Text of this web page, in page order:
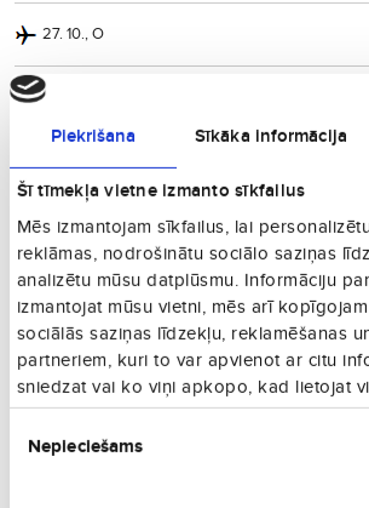
Piekrišana Sīkāka informācija
Šī tīmekļa vietne izmanto sīkfailus
Mēs izmantojam sīkfailus, lai
reklāmas, nodrošinātu sociālo saziņas
analizētu mūsu datplūsmu. Informāciju
izmantojat mūsu vietni, mēs arī
sociālās saziņas līdzekļu, reklamēšanas
partneriem, kuri to var apvienot ar citu
sniedzat vai ko viņi apkopo, kad lietojat
izvēle
Nepieciešams
27. 10., O
27. 12., Sv
19. 08., T
13. 08., C
23. 08., Sv